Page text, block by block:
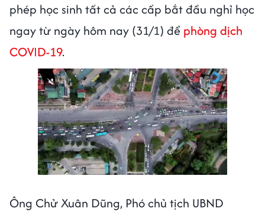
phép học sinh tất cả các cấp bắt đầu nghỉ học
ngay từ ngày hôm nay (31/1) để phòng dịch
COVID-19.
Ông Chử Xuân Dũng, Phó chủ tịch UBND